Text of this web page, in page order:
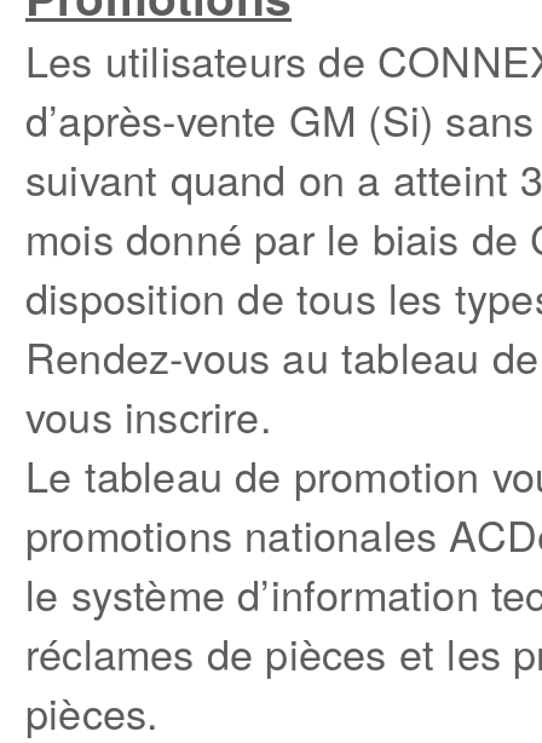
Les utilisateurs de
d’après-vente GM (Si)
suivant quand on a atteint
mois donné par le biais de
disposition de tous les
Rendez-vous au tableau
vous inscrire.
Le tableau de promotion
promotions nationales
le système d’information
réclames de pièces et les
pièces.